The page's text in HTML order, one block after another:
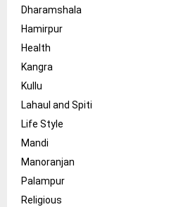
Dharamshala
Hamirpur
Health
Kangra
Kullu
Lahaul and Spiti
Life Style
Mandi
Manoranjan
Palampur
Religious